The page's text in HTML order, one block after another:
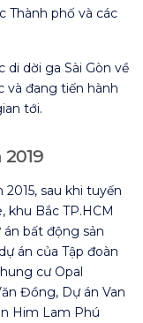
Thành phố và các
di dời ga Sài Gòn về
và đang tiến hành
tới.
sau khi tuyến
Bắc TP.HCM
bất động sản
án của Tập đoàn
cư Opal
Đồng, Dự án Van
Him Lam Phú